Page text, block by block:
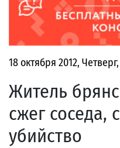
18 октября 2012, Четверг,
Житель
сжег соседа,
убийство